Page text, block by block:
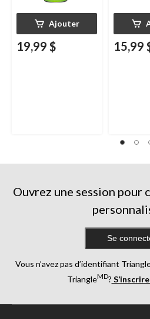
Ajouter
19,99 $ 15,99
Ouvrez une session pour
Se
Vous n’avez pas d’identifiant
TriangleMD?